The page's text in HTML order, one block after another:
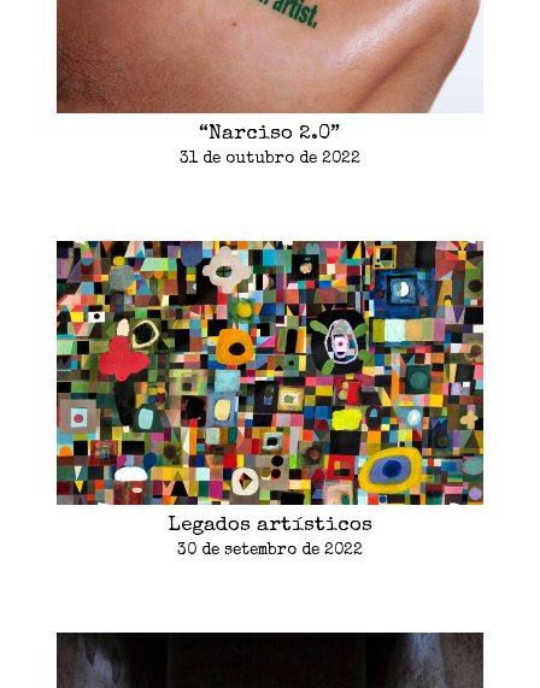
“Narciso 2.0”
31 de outubro de 2022
Legados artísticos
30 de setembro de 2022